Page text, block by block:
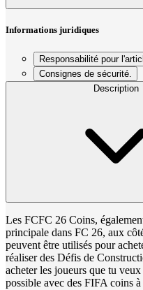
Informations juridiques
Responsabilité pour
Consignes de sécurité.
Description
Les FCFC 26 Coins,
principale dans FC 26, aux
peuvent être utilisés pour
réaliser des Défis de
acheter les joueurs que tu
possible avec des FIFA coins